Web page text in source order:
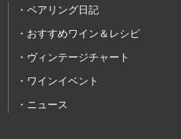
ペアリング日記
おすすめワイン＆レシピ
ヴィンテージチャート
ワインイベント
ニュース